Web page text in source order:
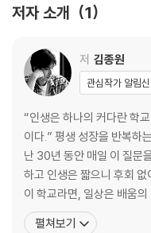
말꼬리를 잡는 아이에게 할 수
2장 삶을 바라보는 태도
부모의 말과 태도가 아이의 삶
아이가 늘 당신을 지켜본다는
부모의 자존감은 유산처럼 대
부부 싸움은 반드시 화해하는
운동하는 부모가 가정의 분위
근사한 아빠가 되기 위한 7가
아이에게 ‘착하다’는 말보다
‘적당히’라는 말 대신 ‘충분히
저자 소개 1
저 김종원
관심작가 알림
“인생은 하나의 커다란 학
이다.” 평생 성장을 반복하
난 30년 동안 매일 이 질문
하고 인생은 짧으니 후회
이 학교라면, 일상은 배움
학전집’을 구상했고, 괴테
펼쳐보기